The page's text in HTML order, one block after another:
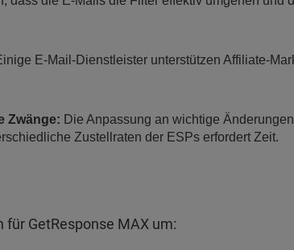
E-Mail-Dienstleister unterstützen Affiliate-
Zwänge: Die Anpassung an wichtige
Zustellraten der ESPs erfordert Zeit.
GetResponse MAX um: